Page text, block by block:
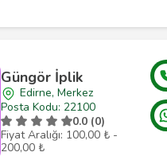
Güngör İplik
Edirne, Merkez
Posta Kodu: 22100
0.0 (0)
Fiyat Aralığı: 100,00 ₺ -
200,00 ₺